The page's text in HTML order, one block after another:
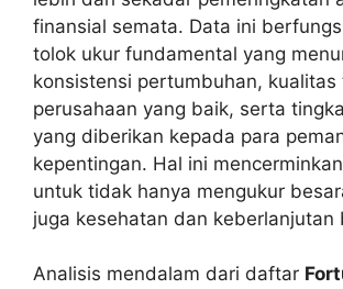
finansial semata. Data ini
tolok ukur fundamental yang
konsistensi pertumbuhan, kualitas
perusahaan yang baik, serta
yang diberikan kepada para
kepentingan. Hal ini
untuk tidak hanya mengukur
juga kesehatan dan keberlanjutan
Analisis mendalam dari daftar